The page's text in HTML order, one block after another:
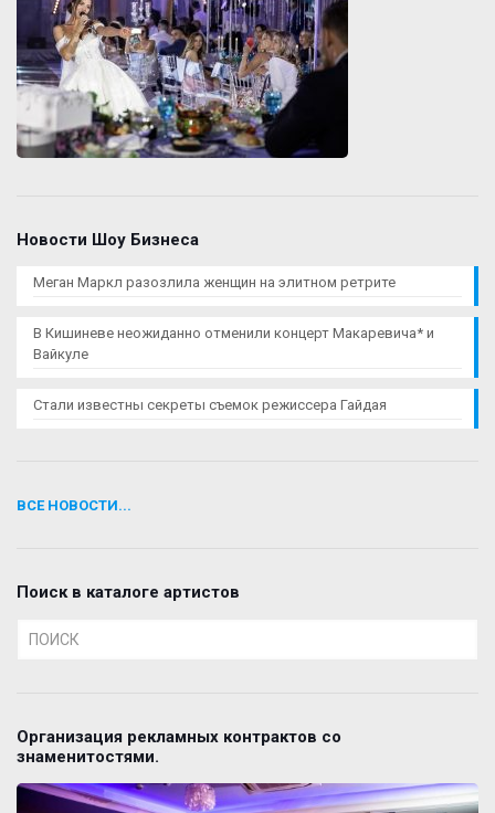
Новости Шоу Бизнеса
Меган Маркл разозлила женщин на элитном ретрите
В Кишиневе неожиданно отменили концерт Макаревича* и
Вайкуле
Стали известны секреты съемок режиссера Гайдая
ВСЕ НОВОСТИ...
Поиск в каталоге артистов
Организация рекламных контрактов со
знаменитостями.